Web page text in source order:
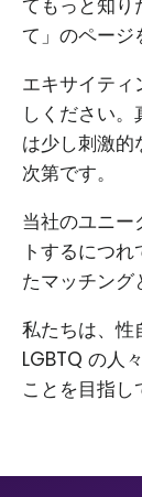
てもっと知り
て」のページ
エキサイテ
しください
は少し刺激的
次第です。
当社のユニー
トするにつ
たマッチング
私たちは、性
LGBTQ の人
ことを目指し